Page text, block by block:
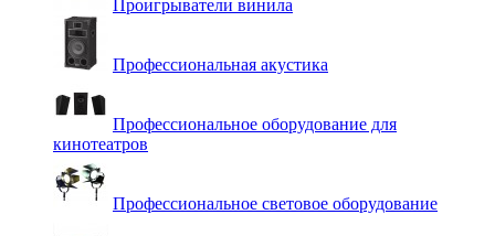
Проигрыватели винила
Профессиональная акустика
Профессиональное оборудование для
кинотеатров
Профессиональное световое оборудование